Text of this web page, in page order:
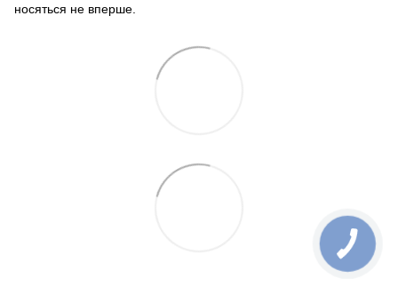
носяться не вперше.